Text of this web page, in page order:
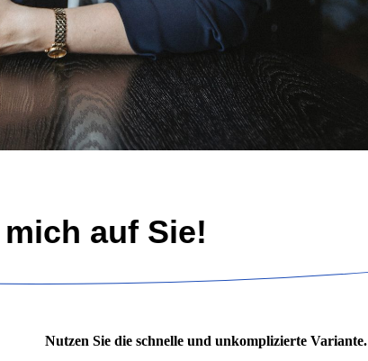
auf Sie!
Nutzen Sie die schnelle und unkomplizierte Variante.